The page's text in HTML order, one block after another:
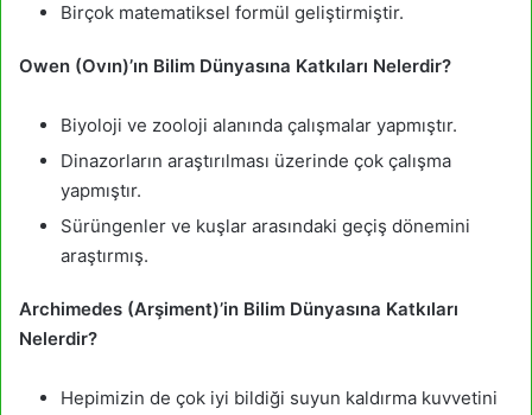
Birçok matematiksel formül geliştirmiştir.
Owen (Ovın)’ın Bilim Dünyasına Katkıları Nelerdir?
Biyoloji ve zooloji alanında çalışmalar yapmıştır.
Dinazorların araştırılması üzerinde çok çalışma
yapmıştır.
Sürüngenler ve kuşlar arasındaki geçiş dönemini
araştırmış.
Archimedes (Arşiment)’in Bilim Dünyasına Katkıları
Nelerdir?
Hepimizin de çok iyi bildiği suyun kaldırma kuvvetini